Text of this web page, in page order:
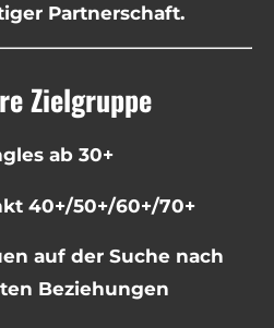
Partnerschaft.
Zielgruppe
ab 30+
40+/50+/60+/70+
auf der Suche nach
Beziehungen